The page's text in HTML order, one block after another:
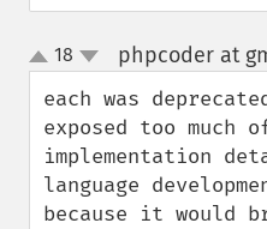
up
down
18 phpcoder at
each was
exposed too
implementation
language
because it would